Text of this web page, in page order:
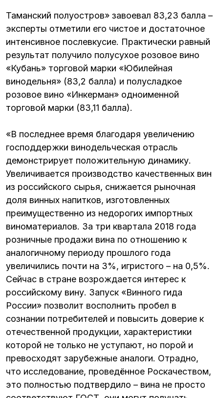
Таманский полуостров» завоевал 83,23 балла –
эксперты отметили его чистое и достаточное
интенсивное послевкусие. Практически равный
результат получило полусухое розовое вино
«Кубань» торговой марки «Юбилейная
винодельня» (83,2 балла) и полусладкое
розовое вино «Инкерман» одноименной
торговой марки (83,11 балла).
«В последнее время благодаря увеличению
господдержки винодельческая отрасль
демонстрирует положительную динамику.
Увеличивается производство качественных вин
из российского сырья, снижается рыночная
доля винных напитков, изготовленных
преимущественно из недорогих импортных
виноматериалов. За три квартала 2018 года
розничные продажи вина по отношению к
аналогичному периоду прошлого года
увеличились почти на 3%, игристого – на 0,5%.
Сейчас в стране возрождается интерес к
российскому вину. Запуск «Винного гида
России» позволит восполнить пробел в
сознании потребителей и повысить доверие к
отечественной продукции, характеристики
которой не только не уступают, но порой и
превосходят зарубежные аналоги. Отрадно,
что исследование, проведённое Роскачеством,
это полностью подтвердило – вина не просто